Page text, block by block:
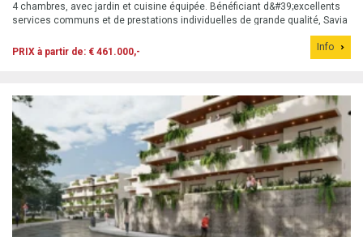
4 chambres, avec jardin et cuisine équipée. Bénéficiant d&#39;excellents
services communs et de prestations individuelles de grande qualité, Savia
est sans aucun doute le choix idéal pour acquérir la maison de vos rêves ...
PRIX à partir de: € 461.000,-
Info